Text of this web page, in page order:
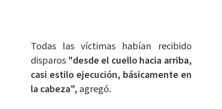
Todas las víctimas habían recibido
disparos "desde el cuello hacia arriba,
casi estilo ejecución, básicamente en
la cabeza", agregó.